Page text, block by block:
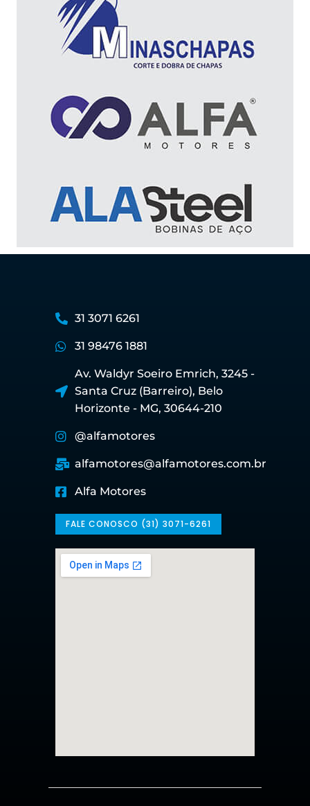
31 3071 6261
31 98476 1881
Av. Waldyr Soeiro Emrich, 3245 -
Santa Cruz (Barreiro), Belo
Horizonte - MG, 30644-210
@alfamotores
alfamotores@alfamotores.com.br
Alfa Motores
FALE CONOSCO (31) 3071-6261